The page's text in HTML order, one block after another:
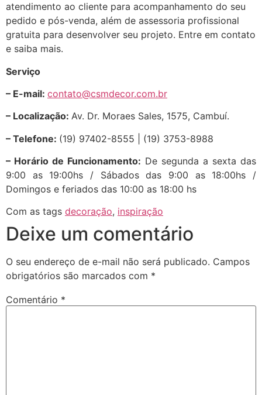
atendimento ao cliente para acompanhamento do seu
pedido e pós-venda, além de assessoria profissional
gratuita para desenvolver seu projeto. Entre em contato
e saiba mais.
Serviço
– E-mail: contato@csmdecor.com.br
– Localização: Av. Dr. Moraes Sales, 1575, Cambuí.
– Telefone: (19) 97402-8555 | (19) 3753-8988
– Horário de Funcionamento: De segunda a sexta das
9:00 as 19:00hs / Sábados das 9:00 as 18:00hs /
Domingos e feriados das 10:00 as 18:00 hs
Com as tags decoração, inspiração
Deixe um comentário
O seu endereço de e-mail não será publicado. Campos
obrigatórios são marcados com *
Comentário *